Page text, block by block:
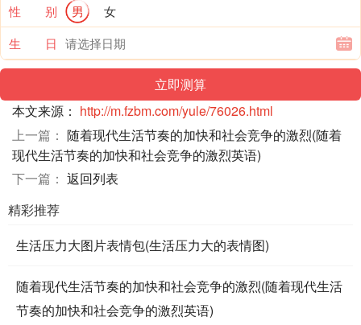
性 别
男
女
生 日
本文来源： http://m.fzbm.com/yule/76026.html
上一篇： 随着现代生活节奏的加快和社会竞争的激烈(随着
现代生活节奏的加快和社会竞争的激烈英语)
下一篇： 返回列表
精彩推荐
生活压力大图片表情包(生活压力大的表情图)
随着现代生活节奏的加快和社会竞争的激烈(随着现代生活
节奏的加快和社会竞争的激烈英语)